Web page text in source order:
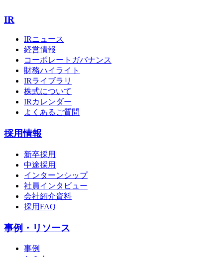
IR
IRニュース
経営情報
コーポレートガバナンス
財務ハイライト
IRライブラリ
株式について
IRカレンダー
よくあるご質問
採用情報
新卒採用
中途採用
インターンシップ
社員インタビュー
会社紹介資料
採用FAQ
事例・リソース
事例